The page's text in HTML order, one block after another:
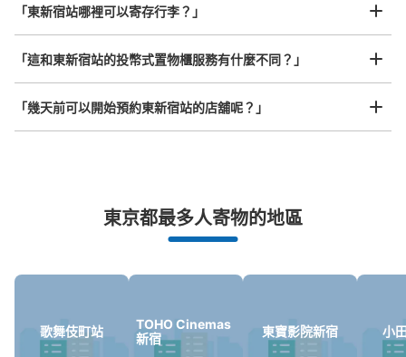
東新宿駅 改札外コインロッカー
从大江戸線東新宿站步行0分钟。
可保管的行李數
中等的
15 / ¥400
放下行李，愉快度過一整天！
樂器、嬰兒車、腳踏車等，只要是1個人能搬運的行李尺寸就OK
發生行李破損、被偷等狀況時安心有保障
「東新宿站哪裡可以寄存行李？」
「這和東新宿站的投幣式置物櫃服務有什麼不同？」
「幾天前可以開始預約東新宿站的店舖呢？」
東京都最多人寄物的地區
歌舞伎町站
TOHO Cinemas
新宿
東寶影院新宿 小